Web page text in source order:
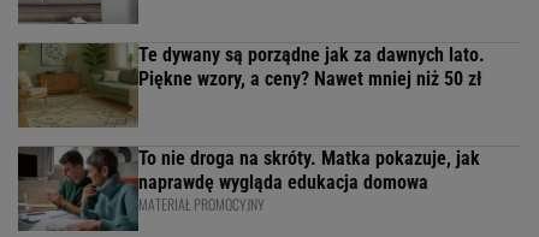
Te dywany są porządne jak za dawnych lato.
Piękne wzory, a ceny? Nawet mniej niż 50 zł
To nie droga na skróty. Matka pokazuje, jak
naprawdę wygląda edukacja domowa
MATERIAŁ PROMOCYJNY